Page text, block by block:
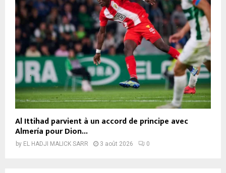
Al Ittihad parvient à un accord de principe avec
Almería pour Dion...
by EL HADJI MALICK SARR 3 août 2026 0